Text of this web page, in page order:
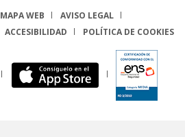
MAPA WEB
AVISO LEGAL
ACCESIBILIDAD POLÍTICA DE COOKIES